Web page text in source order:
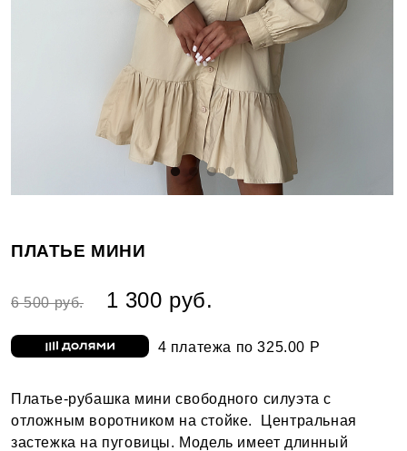
ПЛАТЬЕ МИНИ
6 500 руб. 1 300 руб.
4 платежа по 325.00 Р
Платье-рубашка мини свободного силуэта с
отложным воротником на стойке. Центральная
застежка на пуговицы. Модель имеет длинный